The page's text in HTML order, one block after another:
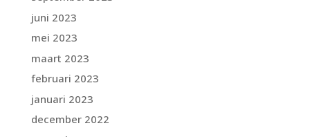
juni 2023
mei 2023
maart 2023
februari 2023
januari 2023
december 2022